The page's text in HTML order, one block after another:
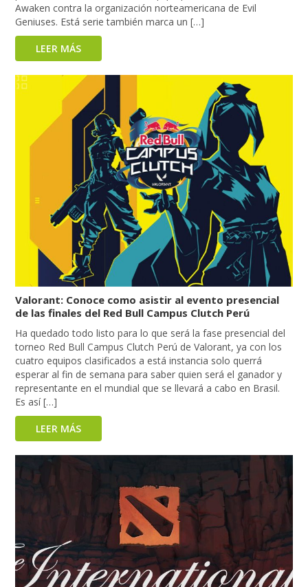
Awaken contra la organización norteamericana de Evil
Geniuses. Está serie también marca un […]
LEER MÁS
Valorant: Conoce como asistir al evento presencial
de las finales del Red Bull Campus Clutch Perú
Ha quedado todo listo para lo que será la fase presencial del
torneo Red Bull Campus Clutch Perú de Valorant, ya con los
cuatro equipos clasificados a está instancia solo querrá
esperar al fin de semana para saber quien será el ganador y
representante en el mundial que se llevará a cabo en Brasil.
Es así […]
LEER MÁS